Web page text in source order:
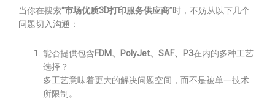
当你在搜索“市场优质3D打印服务供应商”时，不妨从以下几个
问题切入沟通：
能否提供包含FDM、PolyJet、SAF、P3在内的多种工艺
选择？
多工艺意味着更大的解决问题空间，而不是被单一技术
所限制。